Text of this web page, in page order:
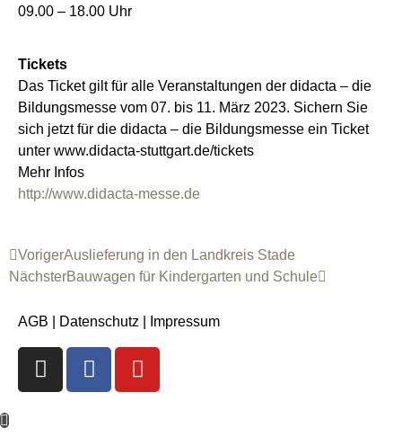
09.00 – 18.00 Uhr
Tickets
Das Ticket gilt für alle Veranstaltungen der didacta – die
Bildungsmesse vom 07. bis 11. März 2023. Sichern Sie
sich jetzt für die didacta – die Bildungsmesse ein Ticket
unter www.didacta-stuttgart.de/tickets
Mehr Infos
http://www.didacta-messe.de
VorigerAuslieferung in den Landkreis Stade
NächsterBauwagen für Kindergarten und Schule
AGB Datenschutz Impressum